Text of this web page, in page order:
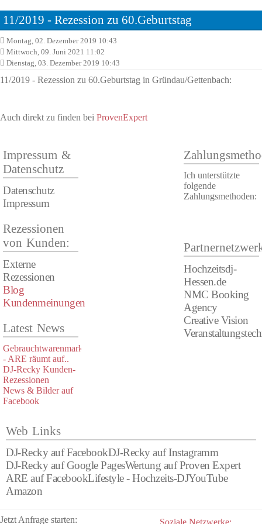
11/2019 - Rezession zu 60.Geburtstag
Montag, 02. Dezember 2019 10:43
Mittwoch, 09. Juni 2021 11:02
Dienstag, 03. Dezember 2019 10:43
11/2019 - Rezession zu 60.Geburtstag in Gründau/Gettenbach:
Auch direkt zu finden bei ProvenExpert
Impressum &
Datenschutz
Datenschutz
Impressum
Rezessionen
von Kunden:
Externe
Rezessionen
Blog
Kundenmeinungen
Ich unterstützte
folgende
Zahlungsmethoden:
Hochzeitsdj-
Hessen.de
NMC Booking
Agency
Creative Vision
Latest News
Gebrauchtwarenmarkt
- ARE räumt auf..
DJ-Recky Kunden-
Rezessionen
News & Bilder auf
Facebook
Web Links
DJ-Recky auf FacebookDJ-Recky auf Instagramm
DJ-Recky auf Google PagesWertung auf Proven Expert
ARE auf FacebookLifestyle - Hochzeits-DJYouTube
Amazon
Soziale Netzwerke:
Jetzt Anfrage starten: